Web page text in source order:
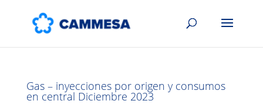
Gas – inyecciones por origen y consumos
en central Diciembre 2023